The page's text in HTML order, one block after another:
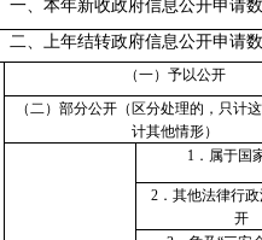
一、本年新收政府信息公开申请
二、上年结转政府信息公开申请
（一）予以公开
（二）部分公开（区分处理的，只计
计其他情形）
1 ．属于国
2 ．其他法律行
开